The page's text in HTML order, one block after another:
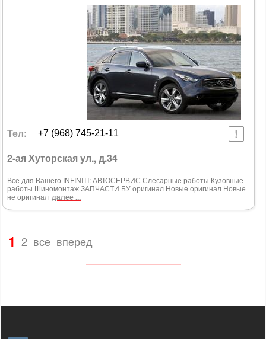
Тел: +7 (968) 745-21-11
2-ая Хуторская ул., д.34
Все для Вашего INFINITI: АВТОСЕРВИС Слесарные работы Кузовные
работы Шиномонтаж ЗАПЧАСТИ БУ оригинал Новые оригинал Новые
не оригинал далее ...
1 2 все вперед